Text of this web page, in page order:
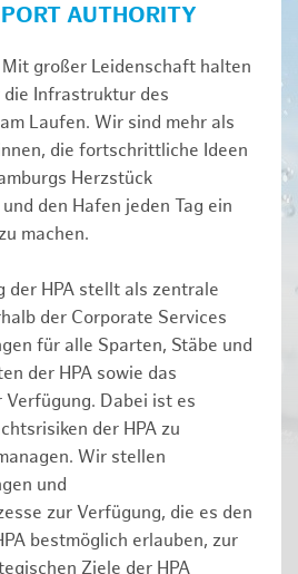
AUTHORITY
großer Leidenschaft halten
Infrastruktur des
Laufen. Wir sind mehr als
die fortschrittliche Ideen
Herzstück
den Hafen jeden Tag ein
machen.
der HPA stellt als zentrale
der Corporate Services
für alle Sparten, Stäbe und
der HPA sowie das
Verfügung. Dabei ist es
der HPA zu
Wir stellen
und
zur Verfügung, die es den
bestmöglich erlauben, zur
Ziele der HPA